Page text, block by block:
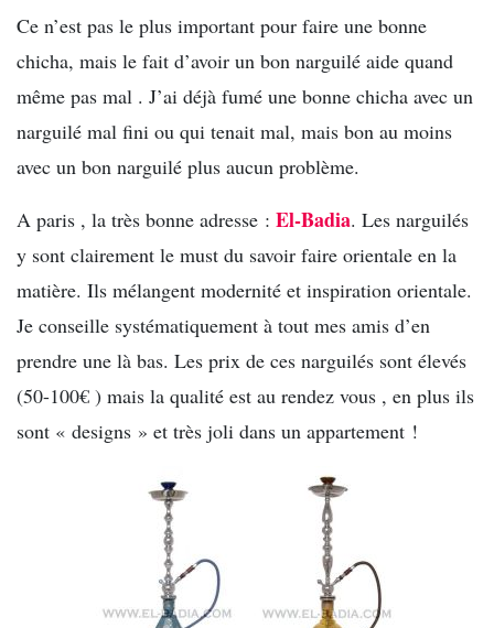
Ce n’est pas le plus important pour faire une bonne
chicha, mais le fait d’avoir un bon narguilé aide quand
même pas mal . J’ai déjà fumé une bonne chicha avec un
narguilé mal fini ou qui tenait mal, mais bon au moins
avec un bon narguilé plus aucun problème.
A paris , la très bonne adresse : El-Badia. Les narguilés
y sont clairement le must du savoir faire orientale en la
matière. Ils mélangent modernité et inspiration orientale.
Je conseille systématiquement à tout mes amis d’en
prendre une là bas. Les prix de ces narguilés sont élevés
(50-100€ ) mais la qualité est au rendez vous , en plus ils
sont « designs » et très joli dans un appartement !